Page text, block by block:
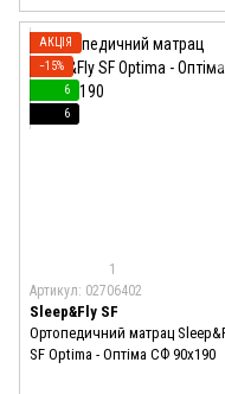
АКЦІЯ
−15%
6
6
1
Артикул: 02706402
Sleep&Fly SF
Ортопедичний матрац
SF Optima - Оптіма СФ 90x190